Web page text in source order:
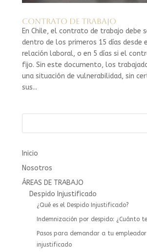
Contrato de Trabajo
En Chile, el contrato de trabajo debe
dentro de los primeros 15 días desde
relación laboral, o en 5 días si el
fijo. Sin este documento, los
una situación de vulnerabilidad, sin
sus...
Inicio
Nosotros
ÁREAS DE TRABAJO
Despido Injustificado
¿Qué es el Despido Injustificado?
Indemnización por despido: ¿Cuánto
Pasos para demandar a tu
injustificado